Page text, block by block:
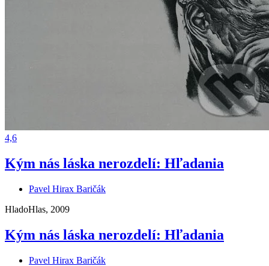
4,6
Kým nás láska nerozdelí: Hľadania
Pavel Hirax Baričák
HladoHlas, 2009
Kým nás láska nerozdelí: Hľadania
Pavel Hirax Baričák